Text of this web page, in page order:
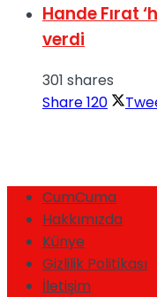
Hande Fırat
verdi
301 shares
Share120
CumCuma
Hakkımızda
Künye
Gizlilik Politikası
İletişim